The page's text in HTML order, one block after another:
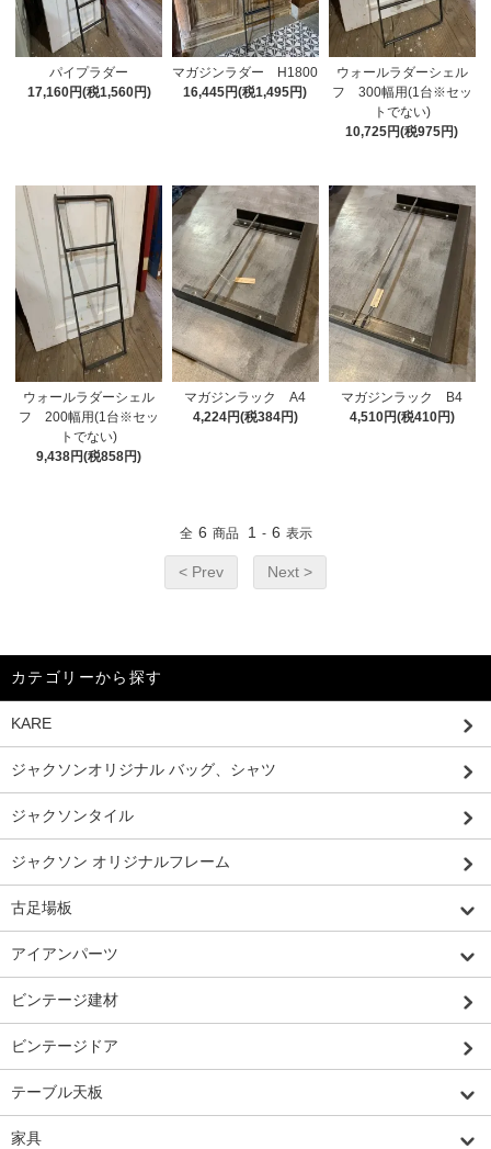
パイプラダー
17,160円(税1,560円)
マガジンラダー H1800
16,445円(税1,495円)
ウォールラダーシェル
フ 300幅用(1台※セッ
トでない)
10,725円(税975円)
ウォールラダーシェル
フ 200幅用(1台※セッ
トでない)
9,438円(税858円)
マガジンラック A4
4,224円(税384円)
マガジンラック B4
4,510円(税410円)
全 6 商品 1 - 6 表示
< Prev Next >
カテゴリーから探す
KARE
ジャクソンオリジナル バッグ、シャツ
ジャクソンタイル
ジャクソン オリジナルフレーム
古足場板
アイアンパーツ
ビンテージ建材
ビンテージドア
テーブル天板
家具